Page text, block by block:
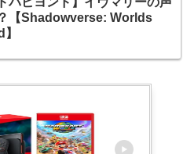
【Shadowverse: Worlds